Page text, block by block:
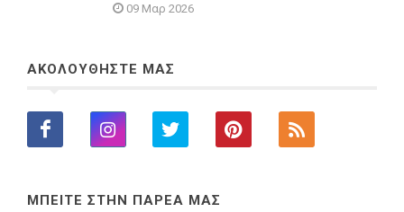
09 Μαρ 2026
ΑΚΟΛΟΥΘΗΣΤΕ ΜΑΣ
ΜΠΕΙΤΕ ΣΤΗΝ ΠΑΡΕΑ ΜΑΣ